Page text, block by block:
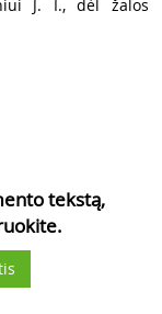
J. I., dėl žalos
tekstą,